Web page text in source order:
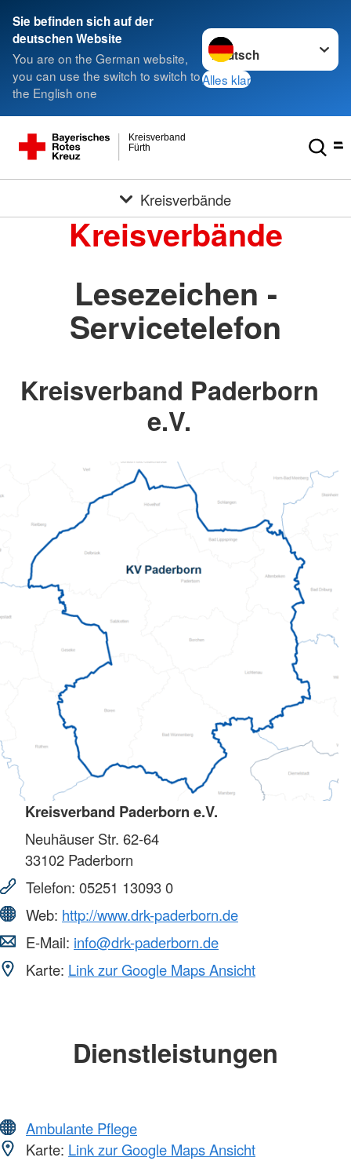
Sie befinden sich auf der
deutschen Website
You are on the German website,
you can use the switch to switch to
the English one
Sprache wechseln zu
Alles klar
Fürth
Kreisverband
Kreisverbände
Kreisverbände
Lesezeichen -
Servicetelefon
Kreisverband Paderborn
e.V.
Kreisverband Paderborn e.V.
Neuhäuser Str. 62-64
33102 Paderborn
Telefon: 05251 13093 0
Web: http://www.drk-paderborn.de
E-Mail: info@drk-paderborn.de
Karte: Link zur Google Maps Ansicht
Dienstleistungen
Ambulante Pflege
Karte: Link zur Google Maps Ansicht